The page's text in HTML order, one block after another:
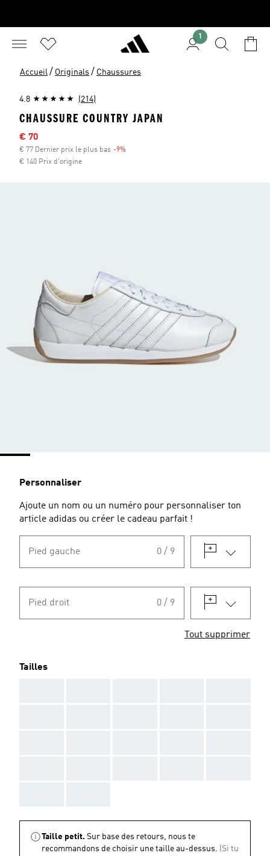
1
Accueil / Originals / Chaussures
4.8 (214)
CHAUSSURE COUNTRY JAPAN
Sale price
€ 70
€ 77 Dernier prix le plus bas -9%
€ 140 Prix d'origine
Personnaliser
Ajoute un nom ou un numéro pour personnaliser ton
article adidas ou créer le cadeau parfait !
Pied gauche 0 / 9
Pied droit 0 / 9
Tout supprimer
Tailles
Taille petit. Sur base des retours, nous te
recommandons de choisir une taille au-dessus. (Si tu